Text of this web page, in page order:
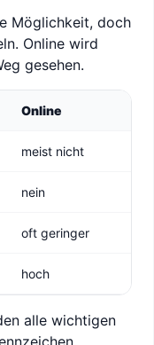
Möglichkeit, doch
Online wird
gesehen.
Online
meist nicht
nein
oft geringer
hoch
alle wichtigen